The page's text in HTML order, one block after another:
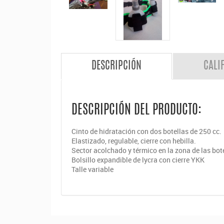
DESCRIPCIÓN
DESCRIPCIÓN DEL PRODUCTO:
Cinto de hidratación con dos botellas de 250 cc.
Elastizado, regulable, cierre con hebilla.
Sector acolchado y térmico en la zona de las
Bolsillo expandible de lycra con cierre YKK
Talle variable